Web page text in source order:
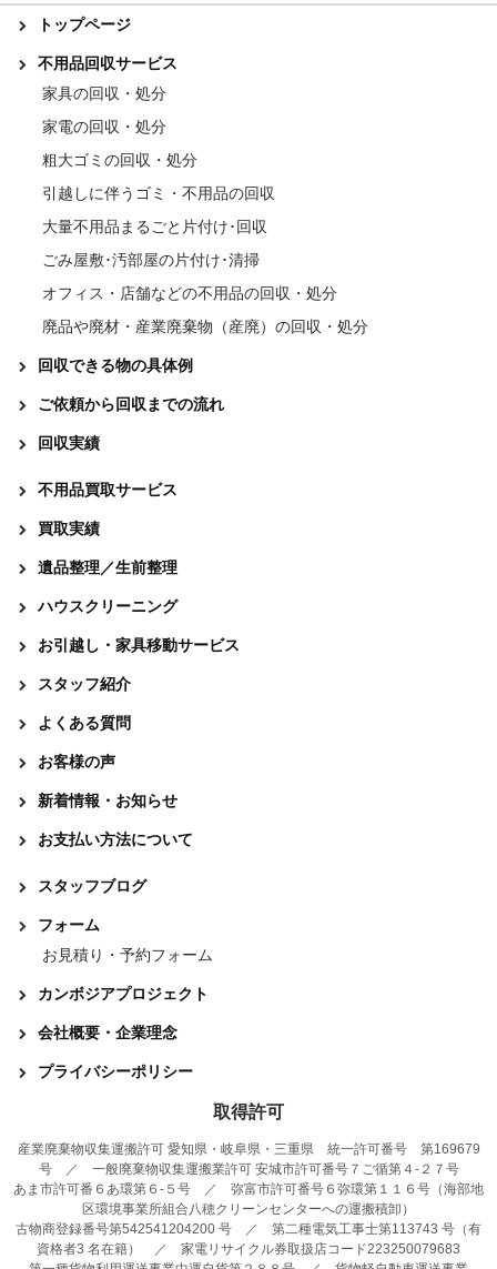
トップページ
不用品回収サービス
家具の回収・処分
家電の回収・処分
粗大ゴミの回収・処分
引越しに伴うゴミ・不用品の回収
大量不用品まるごと片付け･回収
ごみ屋敷･汚部屋の片付け･清掃
オフィス・店舗などの不用品の回収・処分
廃品や廃材・産業廃棄物（産廃）の回収・処分
回収できる物の具体例
ご依頼から回収までの流れ
回収実績
不用品買取サービス
買取実績
遺品整理／生前整理
ハウスクリーニング
お引越し・家具移動サービス
スタッフ紹介
よくある質問
お客様の声
新着情報・お知らせ
お支払い方法について
スタッフブログ
フォーム
お見積り・予約フォーム
カンボジアプロジェクト
会社概要・企業理念
プライバシーポリシー
取得許可
産業廃棄物収集運搬許可 愛知県・岐阜県・三重県 統一許可番号 第169679
号 ／ 一般廃棄物収集運搬業許可 安城市許可番号７ご循第４-２７号
あま市許可番６あ環第６-５号 ／ 弥富市許可番号６弥環第１１６号（海部地
区環境事業所組合八穂クリーンセンターへの運搬積卸）
古物商登録番号第542541204200 号 ／ 第二種電気工事士第113743 号（有
資格者3 名在籍） ／ 家電リサイクル券取扱店コード223250079683